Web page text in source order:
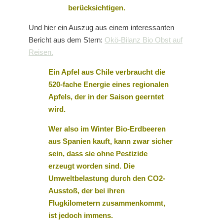
berücksichtigen.
Und hier ein Auszug aus einem interessanten
Bericht aus dem Stern: Okö-Bilanz Bio Obst auf
Reisen.
Ein Apfel aus Chile verbraucht die
520-fache Energie eines regionalen
Apfels, der in der Saison geerntet
wird.
Wer also im Winter Bio-Erdbeeren
aus Spanien kauft, kann zwar sicher
sein, dass sie ohne Pestizide
erzeugt worden sind. Die
Umweltbelastung durch den CO2-
Ausstoß, der bei ihren
Flugkilometern zusammenkommt,
ist jedoch immens.